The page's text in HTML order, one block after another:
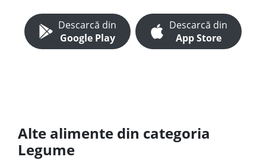
Descarcă din
Google Play
Descarcă din
App Store
Alte alimente din categoria
Legume